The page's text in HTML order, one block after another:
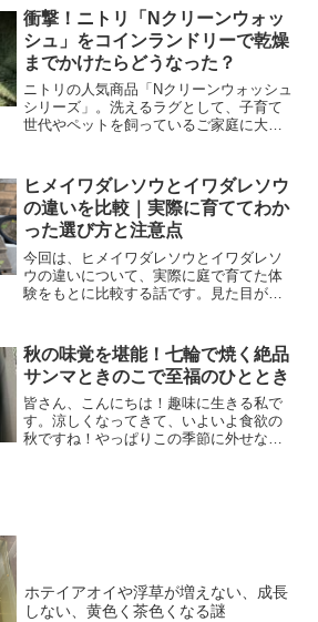
多少の違いがあるかと思いますが、参考
までとしてください。
衝撃！ニトリ「Nクリーンウォッ
シュ」をコインランドリーで乾燥
までかけたらどうなった？
ニトリの人気商品「Nクリーンウォッシュ
シリーズ」。洗えるラグとして、子育て
世代やペットを飼っているご家庭に大人
ランドリーで洗濯するどころか、うっか
り乾燥機までかけてし...
ヒメイワダレソウとイワダレソウ
の違いを比較｜実際に育ててわか
った選び方と注意点
今回は、ヒメイワダレソウとイワダレソ
ウの違いについて、実際に庭で育てた体
験をもとに比較する話です。見た目が似
最初は違いがよくわからずグランドカバ
ー目的で育て始めましたが...
秋の味覚を堪能！七輪で焼く絶品
サンマときのこで至福のひととき
皆さん、こんにちは！趣味に生きる私で
す。涼しくなってきて、いよいよ食欲の
秋ですね！やっぱりこの季節に外せない
ホテイアオイや浮草が増えない、成長
しない、黄色く茶色くなる謎